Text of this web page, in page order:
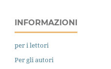
INFORMAZIONI
per i lettori
Per gli autori